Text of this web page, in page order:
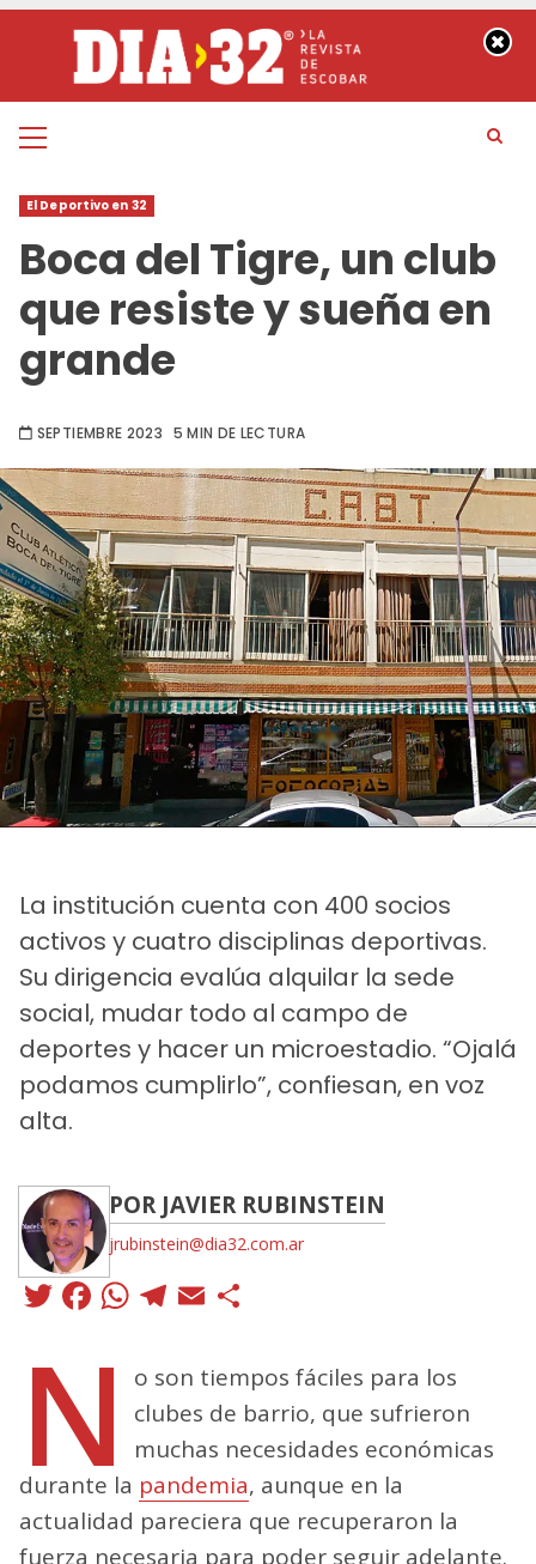
contenido
Menú
El Deportivo en 32
Boca del Tigre, un club
que resiste y sueña en
grande
SEPTIEMBRE 2023 5 MIN DE LECTURA
La institución cuenta con 400 socios
activos y cuatro disciplinas deportivas.
Su dirigencia evalúa alquilar la sede
social, mudar todo al campo de
deportes y hacer un microestadio. “Ojalá
podamos cumplirlo”, confiesan, en voz
alta.
POR JAVIER RUBINSTEIN
jrubinstein@dia32.com.ar
Twitter
Facebook
WhatsApp
Telegram
Email
N
o son tiempos fáciles para los
clubes de barrio, que sufrieron
muchas necesidades económicas
durante la pandemia, aunque en la
actualidad pareciera que recuperaron la
fuerza necesaria para poder seguir adelante.